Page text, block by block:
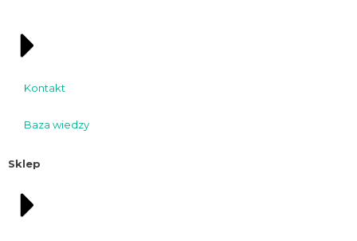
Kontakt
Baza wiedzy
Sklep